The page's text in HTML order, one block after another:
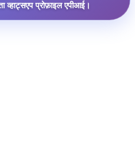
व्हाट्सएप प्रोफ़ाइल एपीआई।